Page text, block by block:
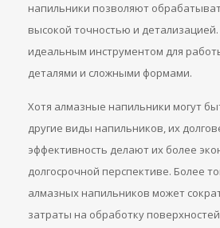
напильники позволяют
высокой точностью и
идеальным инструментом для
деталями и сложными формами.
Хотя алмазные напильники могут
другие виды напильников, их
эффективность делают их более
долгосрочной перспективе. Более
алмазных напильников может
затраты на обработку